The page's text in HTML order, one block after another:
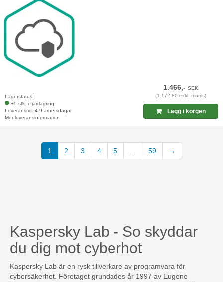
Lagerstatus:
+5 stk. i fjärrlagring
Leveranstid: 4-9 arbetsdagar
Mer leveransinformation
1.466,-SEK
(1.172,80 exkl. moms)
Lägg i korgen
1 2 3 4 5 59 →
Kaspersky Lab - So skyddar
du dig mot cyberhot
Kaspersky Lab är en rysk tillverkare av programvara för
cybersäkerhet. Företaget grundades år 1997 av Eugene